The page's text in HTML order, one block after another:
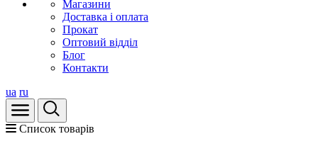
Магазини
Доставка і оплата
Прокат
Оптовий відділ
Блог
Контакти
ua ru
Список товарів